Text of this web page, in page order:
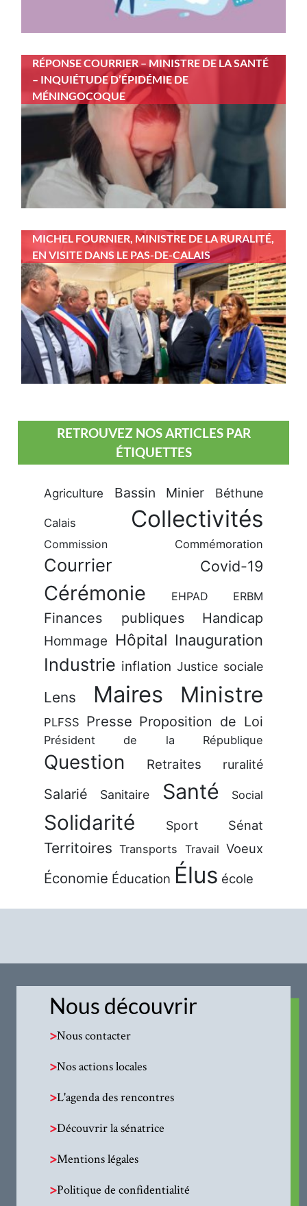
RÉPONSE COURRIER – MINISTRE DE LA SANTÉ
– INQUIÉTUDE D’ÉPIDÉMIE DE
MÉNINGOCOQUE
MICHEL FOURNIER, MINISTRE DE LA RURALITÉ,
EN VISITE DANS LE PAS-DE-CALAIS
RETROUVEZ NOS ARTICLES PAR
ÉTIQUETTES
Agriculture Bassin Minier Béthune
Calais Collectivités
Commission Commémoration
Courrier Covid-19
Cérémonie EHPAD ERBM
Finances publiques Handicap
Hommage Hôpital Inauguration
Industrie inflation Justice sociale
Lens Maires Ministre
PLFSS Presse Proposition de Loi
Président de la République
Question Retraites ruralité
Salarié Sanitaire Santé Social
Solidarité Sport Sénat
Territoires Transports Travail Voeux
Économie Éducation Élus école
Nous découvrir
>Nous contacter
>Nos actions locales
>L'agenda des rencontres
>Découvrir la sénatrice
>Mentions légales
>Politique de confidentialité